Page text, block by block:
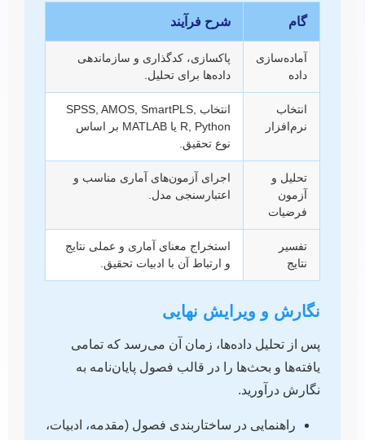
گام شرح فرآیند
آماده‌سازی
داده
پاکسازی، کدگذاری و سازماندهی
داده‌ها برای تحلیل.
انتخاب
نرم‌افزار
انتخاب SPSS, AMOS, SmartPLS,
R, Python یا MATLAB بر اساس
نوع تحقیق.
تحلیل و
آزمون
فرضیات
اجرای آزمون‌های آماری مناسب و
اعتبارسنجی مدل.
تفسیر
نتایج
استخراج معنای آماری و عملی نتایج
و ارتباط آن با ادبیات تحقیق.
نگارش و ویرایش نهایی
پس از تحلیل داده‌ها، زمان آن می‌رسد که تمامی
یافته‌ها و بحث‌ها را در قالب فصول پایان‌نامه به
نگارش درآورید.
راهنمایی در ساختاربندی فصول (مقدمه، ادبیات،